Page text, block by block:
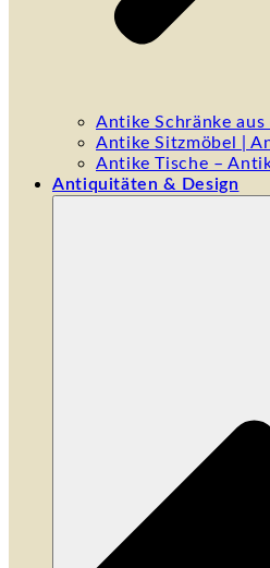
Antike Schränke
Antike Sitzmöbel |
Antike Tische –
Antiquitäten & Design